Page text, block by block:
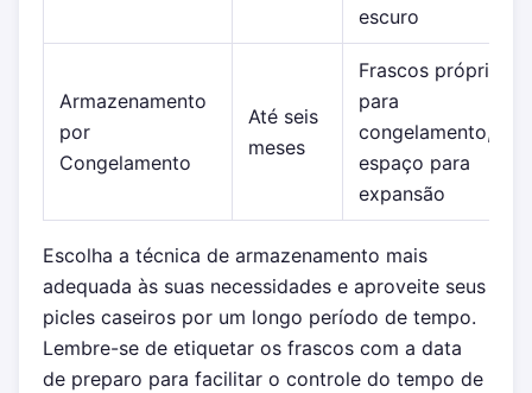
escuro
Armazenamento
por
Congelamento
Até seis
meses
Frascos próprios
para
congelamento,
espaço para
expansão
Escolha a técnica de armazenamento mais
adequada às suas necessidades e aproveite seus
picles caseiros por um longo período de tempo.
Lembre-se de etiquetar os frascos com a data
de preparo para facilitar o controle do tempo de